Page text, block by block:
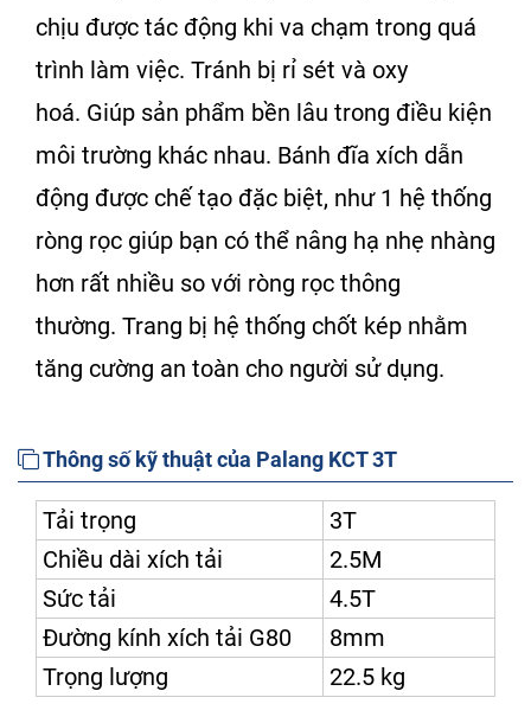
chịu được tác động khi va chạm trong quá
trình làm việc. Tránh bị rỉ sét và oxy
hoá. Giúp sản phẩm bền lâu trong điều kiện
môi trường khác nhau. Bánh đĩa xích dẫn
động được chế tạo đặc biệt, như 1 hệ thống
ròng rọc giúp bạn có thể nâng hạ nhẹ nhàng
hơn rất nhiều so với ròng rọc thông
thường. Trang bị hệ thống chốt kép nhằm
tăng cường an toàn cho người sử dụng.
Thông số kỹ thuật của Palang KCT 3T
Tải trọng
3T
Chiều dài xích tải
2.5M
Sức tải
4.5T
Đường kính xích tải G80
8mm
Trọng lượng
22.5 kg